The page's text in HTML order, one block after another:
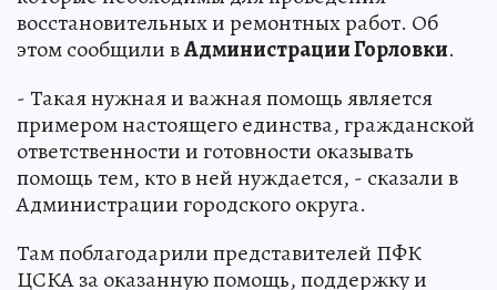
восстановительных и ремонтных работ. Об
этом сообщили вАдминистрации Горловки.
- Такая нужная и важная помощь является
примером настоящего единства, гражданской
ответственности и готовности оказывать
помощь тем, кто в ней нуждается, - сказали в
Администрации городского округа.
Там поблагодарили представителей ПФК
ЦСКА за оказанную помощь, поддержку и